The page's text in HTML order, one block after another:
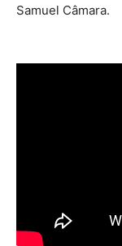
Samuel Câmara.